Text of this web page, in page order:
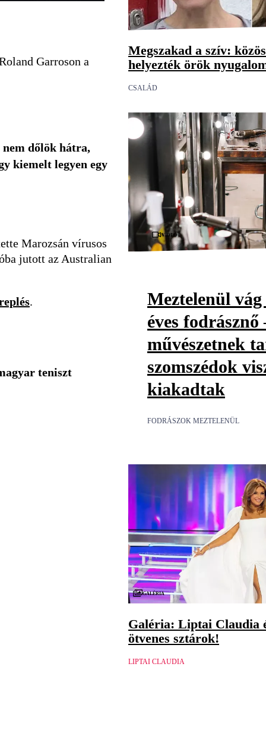
Garroson a
nem dőlök hátra,
kiemelt legyen egy
Marozsán vírusos
jutott az Australian
.
teniszt
Megszakad a szív:
helyezték örök
CSALÁD
Videó
Meztelenül
éves fodrásznő
művészetnek
szomszédok
kiakadtak
FODRÁSZOK MEZTELENÜL
Galéria
Galéria: Liptai Claudia
ötvenes sztárok!
LIPTAI CLAUDIA